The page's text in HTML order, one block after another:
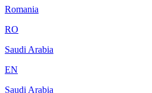
Romania
RO
Saudi Arabia
EN
Saudi Arabia